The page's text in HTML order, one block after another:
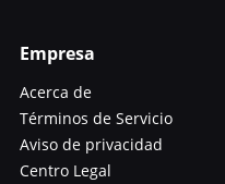
Empresa
Acerca de
Términos de Servicio
Aviso de privacidad
Centro Legal